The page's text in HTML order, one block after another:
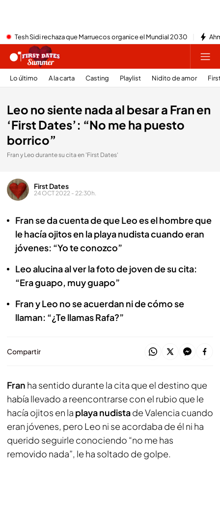
Tesh Sidi rechaza que Marruecos organice el Mundial 2030
Lo último A la carta Casting Playlist Nidito de amor
Leo no siente nada al besar a Fran en
‘First Dates’: “No me ha puesto
borrico”
Fran y Leo durante su cita en 'First Dates'
First Dates
24 OCT 2022 - 22:30h.
Fran se da cuenta de que Leo es el hombre que
le hacía ojitos en la playa nudista cuando eran
jóvenes: “Yo te conozco”
Leo alucina al ver la foto de joven de su cita:
“Era guapo, muy guapo”
Fran y Leo no se acuerdan ni de cómo se
llaman: “¿Te llamas Rafa?”
Compartir
Fran ha sentido durante la cita que el destino que
había llevado a reencontrarse con el rubio que le
hacía ojitos en la playa nudistade Valencia cuando
eran jóvenes, pero Leo ni se acordaba de él ni ha
querido seguirle conociendo “no me has
removido nada”, le ha soltado de golpe.